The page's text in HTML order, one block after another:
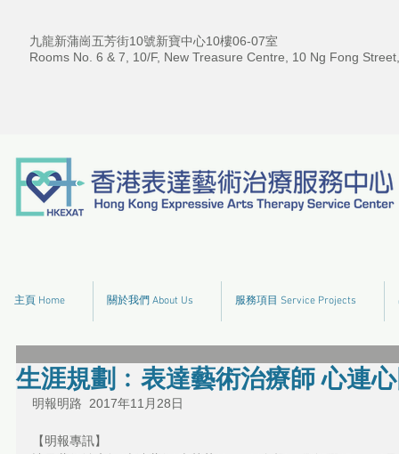
九龍新蒲崗五芳街10號新寶中心10樓06-07室
Rooms No. 6 & 7, 10/F, New Treasure Centre, 10 Ng Fong
主頁 Home 關於我們 About Us 服務項目 Service Projects
生涯規劃﹕表達藝術治療師 心連
明報明路  2017年11月28日
【明報專訊】